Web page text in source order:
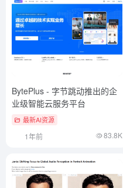
BytePlus - 字节跳动推出的企
业级智能云服务平台
最新AI资源
1年前 83.8K